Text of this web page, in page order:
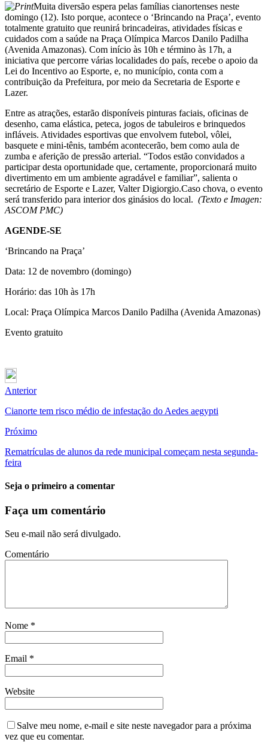
Muita diversão espera pelas famílias cianortenses neste
domingo (12). Isto porque, acontece o ‘Brincando na Praça’, evento
totalmente gratuito que reunirá brincadeiras, atividades físicas e
cuidados com a saúde na Praça Olímpica Marcos Danilo Padilha
(Avenida Amazonas). Com início às 10h e término às 17h, a
iniciativa que percorre várias localidades do país, recebe o apoio da
Lei do Incentivo ao Esporte, e, no município, conta com a
contribuição da Prefeitura, por meio da Secretaria de Esporte e
Lazer.
Entre as atrações, estarão disponíveis pinturas faciais, oficinas de
desenho, cama elástica, peteca, jogos de tabuleiros e brinquedos
infláveis. Atividades esportivas que envolvem futebol, vôlei,
basquete e mini-tênis, também acontecerão, bem como aula de
zumba e aferição de pressão arterial. “Todos estão convidados a
participar desta oportunidade que, certamente, proporcionará muito
divertimento em um ambiente agradável e familiar”, salienta o
secretário de Esporte e Lazer, Valter Digiorgio.Caso chova, o evento
será transferido para interior dos ginásios do local. (Texto e Imagen:
ASCOM PMC)
AGENDE-SE
‘Brincando na Praça’
Data: 12 de novembro (domingo)
Horário: das 10h às 17h
Local: Praça Olímpica Marcos Danilo Padilha (Avenida Amazonas)
Evento gratuito
Anterior
Cianorte tem risco médio de infestação do Aedes aegypti
Próximo
Rematrículas de alunos da rede municipal começam nesta segunda-
feira
Seja o primeiro a comentar
Faça um comentário
Seu e-mail não será divulgado.
Comentário
Nome *
Email *
Website
Salve meu nome, e-mail e site neste navegador para a próxima
vez que eu comentar.